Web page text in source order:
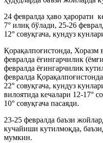
24 февралда ҳаво ҳарорати
7° илиқ бўлади, 25-26
12° совуқгача, кундуз
Қорақалпоғистонда, Хоразм
февралда ёғингарчилик
февралда ёғингарчилик
февралда
22° совуқгача, кундуз
вилоятида кечалари 12-17°
10° совуқгача пасаяди.
23-25 февралда баъзи
кучайиши кутилмоқда,
мумкин.